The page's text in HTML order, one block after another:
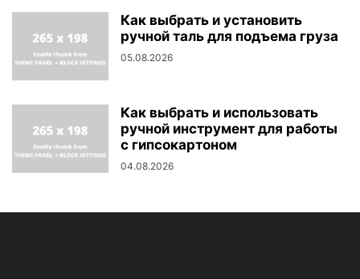
Как выбрать и установить
ручной таль для подъема груза
05.08.2026
Как выбрать и использовать
ручной инструмент для работы
с гипсокартоном
04.08.2026